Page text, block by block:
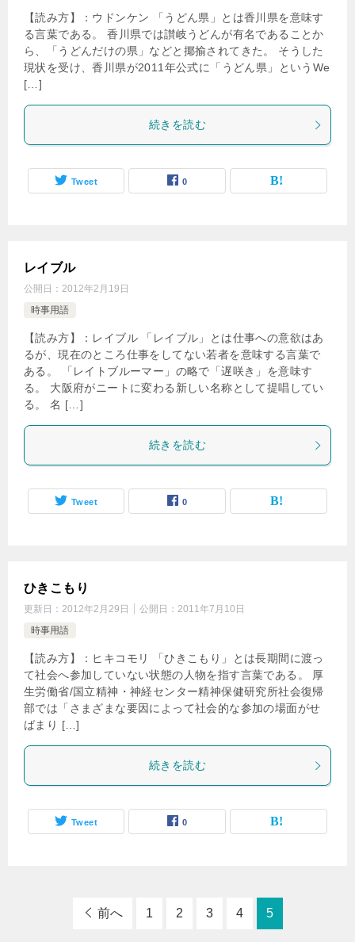
【読み方】：ウドンケン 「うどん県」とは香川県を意味す
る言葉である。 香川県では讃岐うどんが有名であることか
ら、「うどんだけの県」などと揶揄されてきた。 そうした
現状を受け、香川県が2011年公式に「うどん県」というWe
[…]
続きを読む
Tweet 0
レイブル
公開日： 2012年2月19日
時事用語
【読み方】：レイブル 「レイブル」とは仕事への意欲はあ
るが、現在のところ仕事をしてない若者を意味する言葉で
ある。 「レイトブルーマー」の略で「遅咲き」を意味す
る。 大阪府がニートに変わる新しい名称として提唱してい
る。 名 […]
続きを読む
Tweet 0
ひきこもり
更新日： 2012年2月29日 公開日： 2011年7月10日
時事用語
【読み方】：ヒキコモリ 「ひきこもり」とは長期間に渡っ
て社会へ参加していない状態の人物を指す言葉である。 厚
生労働省/国立精神・神経センター精神保健研究所社会復帰
部では「さまざまな要因によって社会的な参加の場面がせ
ばまり […]
続きを読む
Tweet 0
前へ 1 2 3 4 5